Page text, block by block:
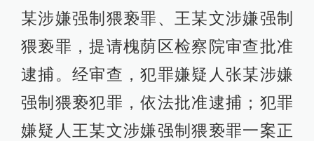
某涉嫌强制猥亵罪、王某文涉嫌强制
猥亵罪，提请槐荫区检察院审查批准
逮捕。经审查，犯罪嫌疑人张某涉嫌
强制猥亵犯罪，依法批准逮捕；犯罪
嫌疑人王某文涉嫌强制猥亵罪一案正